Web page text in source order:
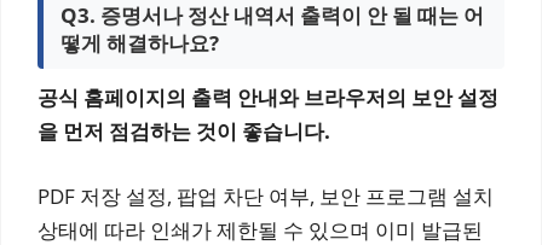
Q3. 증명서나 정산 내역서 출력이 안 될 때는 어
떻게 해결하나요?
공식 홈페이지의 출력 안내와 브라우저의 보안 설정
을 먼저 점검하는 것이 좋습니다.
PDF 저장 설정, 팝업 차단 여부, 보안 프로그램 설치
상태에 따라 인쇄가 제한될 수 있으며 이미 발급된